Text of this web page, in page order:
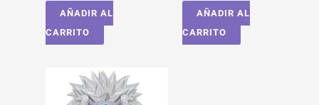
AÑADIR AL
CARRITO
AÑADIR AL
CARRITO